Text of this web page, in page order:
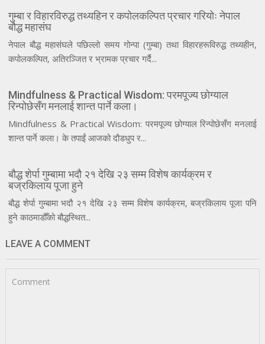
गुम्बा र विहारविरुद्ध तथ्यहिन र कपोलकल्पित प्रचार गरियोः नेपाल
बौद्ध महासंघ
नेपाल बौद्ध महासंघले पछिल्लो समय गोन्पा (गुम्बा) तथा विहारहरूविरुद्ध तथ्यहीन,
कपोलकल्पित, अतिरञ्जित र भ्रामक प्रचार गर्दै...
Mindfulness & Practical Wisdom: परमपूज्य छोग्याल
रिन्पोछेसँग मनलाई शान्त पार्ने कला।
Mindfulness & Practical Wisdom: परमपूज्य छोग्याल रिन्पोछेसँग मनलाई
शान्त पार्ने कला। के तपाईं आजको दौडधुप र...
बौद्ध शेर्पा गुम्बामा भदौ २१ देखि २३ सम्म विशेष कार्यक्रम र
बज्रकिलाय पूजा हुने
बौद्ध शेर्पा गुम्बामा भदौ २१ देखि २३ सम्म विशेष कार्यक्रम, बज्रकिलाय पूजा पनि
हुने काठमाडौँको बौद्धस्थित...
LEAVE A COMMENT